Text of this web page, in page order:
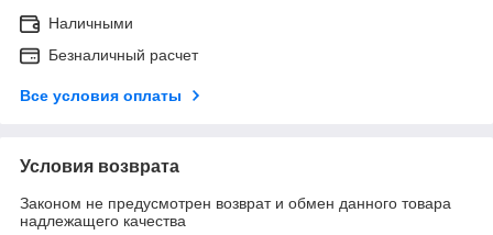
Наличными
Безналичный расчет
Все условия оплаты
Условия возврата
Законом не предусмотрен возврат и обмен данного товара
надлежащего качества